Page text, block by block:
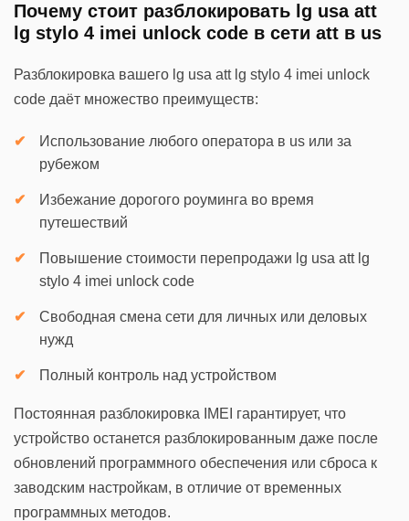
Почему стоит разблокировать lg usa att
lg stylo 4 imei unlock code в сети att в us
Разблокировка вашего lg usa att lg stylo 4 imei unlock
code даёт множество преимуществ:
Использование любого оператора в us или за
рубежом
Избежание дорогого роуминга во время
путешествий
Повышение стоимости перепродажи lg usa att lg
stylo 4 imei unlock code
Свободная смена сети для личных или деловых
нужд
Полный контроль над устройством
Постоянная разблокировка IMEI гарантирует, что
устройство останется разблокированным даже после
обновлений программного обеспечения или сброса к
заводским настройкам, в отличие от временных
программных методов.